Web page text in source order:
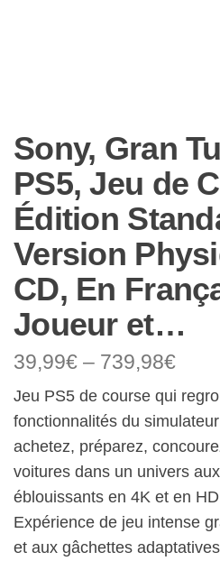
Sony, Gran
PS5, Jeu de
Édition
Version
CD, En
Joueur et…
39,99€ – 739,98€
Jeu PS5 de course qui
fonctionnalités du
achetez, préparez,
voitures dans un univers
éblouissants en 4K et en
Expérience de jeu intense
et aux gâchettes